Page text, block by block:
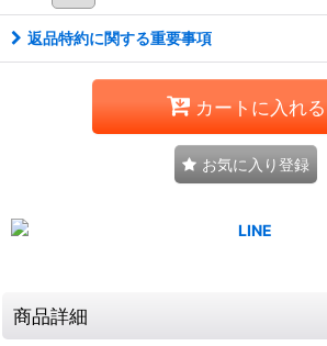
返品特約に関する重要事項
カートに入れる
お気に入り登録
商品詳細